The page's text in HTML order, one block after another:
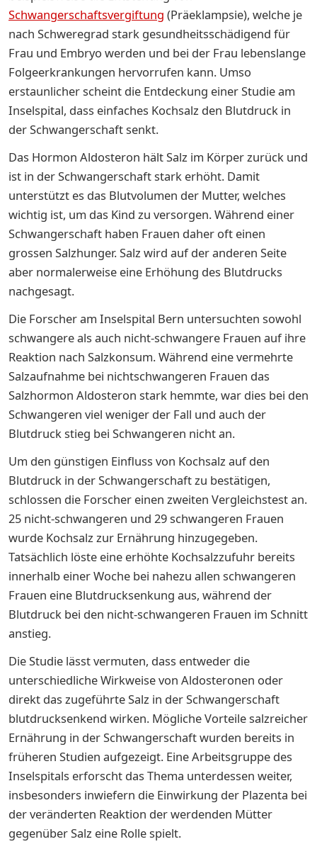
Schwangerschaftsvergiftung (Präeklampsie), welche je
nach Schweregrad stark gesundheitsschädigend für
Frau und Embryo werden und bei der Frau lebenslange
Folgeerkrankungen hervorrufen kann. Umso
erstaunlicher scheint die Entdeckung einer Studie am
Inselspital, dass einfaches Kochsalz den Blutdruck in
der Schwangerschaft senkt.
Das Hormon Aldosteron hält Salz im Körper zurück und
ist in der Schwangerschaft stark erhöht. Damit
unterstützt es das Blutvolumen der Mutter, welches
wichtig ist, um das Kind zu versorgen. Während einer
Schwangerschaft haben Frauen daher oft einen
grossen Salzhunger. Salz wird auf der anderen Seite
aber normalerweise eine Erhöhung des Blutdrucks
nachgesagt.
Die Forscher am Inselspital Bern untersuchten sowohl
schwangere als auch nicht-schwangere Frauen auf ihre
Reaktion nach Salzkonsum. Während eine vermehrte
Salzaufnahme bei nichtschwangeren Frauen das
Salzhormon Aldosteron stark hemmte, war dies bei den
Schwangeren viel weniger der Fall und auch der
Blutdruck stieg bei Schwangeren nicht an.
Um den günstigen Einfluss von Kochsalz auf den
Blutdruck in der Schwangerschaft zu bestätigen,
schlossen die Forscher einen zweiten Vergleichstest an.
25 nicht-schwangeren und 29 schwangeren Frauen
wurde Kochsalz zur Ernährung hinzugegeben.
Tatsächlich löste eine erhöhte Kochsalzzufuhr bereits
innerhalb einer Woche bei nahezu allen schwangeren
Frauen eine Blutdrucksenkung aus, während der
Blutdruck bei den nicht-schwangeren Frauen im Schnitt
anstieg.
Die Studie lässt vermuten, dass entweder die
unterschiedliche Wirkweise von Aldosteronen oder
direkt das zugeführte Salz in der Schwangerschaft
blutdrucksenkend wirken. Mögliche Vorteile salzreicher
Ernährung in der Schwangerschaft wurden bereits in
früheren Studien aufgezeigt. Eine Arbeitsgruppe des
Inselspitals erforscht das Thema unterdessen weiter,
insbesonders inwiefern die Einwirkung der Plazenta bei
der veränderten Reaktion der werdenden Mütter
gegenüber Salz eine Rolle spielt.